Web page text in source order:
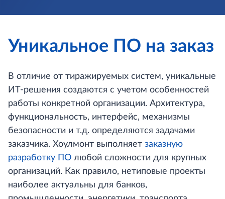
Уникальное ПО на заказ
В отличие от тиражируемых систем, уникальные
ИТ-решения создаются с учетом особенностей
работы конкретной организации. Архитектура,
функциональность, интерфейс, механизмы
безопасности и т.д. определяются задачами
заказчика. Хоулмонт выполняет заказную
разработку ПО любой сложности для крупных
организаций. Как правило, нетиповые проекты
наиболее актуальны для банков,